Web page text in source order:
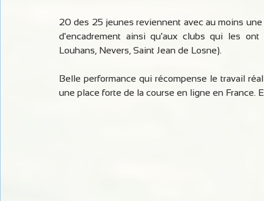
20 des 25 jeunes reviennent avec au moins
d'encadrement ainsi qu'aux clubs qui les ont
Louhans, Nevers, Saint Jean de Losne).
Belle performance qui récompense le travail
une place forte de la course en ligne en France.